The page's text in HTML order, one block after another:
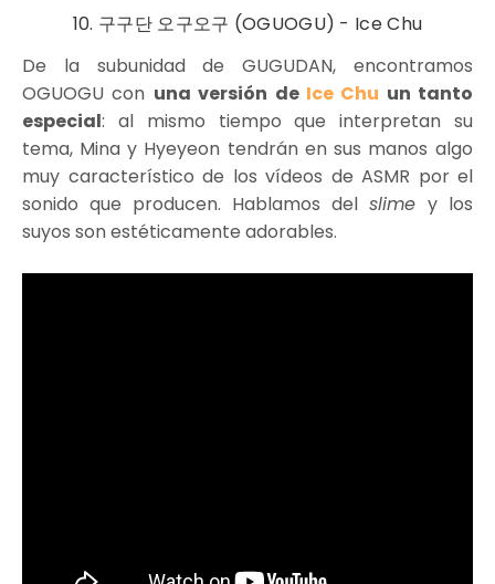
10. 구구단 오구오구 (OGUOGU) - Ice Chu
De la subunidad de GUGUDAN, encontramos
OGUOGU con una versión de Ice Chu un tanto
especial: al mismo tiempo que interpretan su
tema, Mina y Hyeyeon tendrán en sus manos algo
muy característico de los vídeos de ASMR por el
sonido que producen. Hablamos del slime y los
suyos son estéticamente adorables.